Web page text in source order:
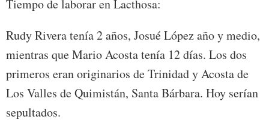
Tiempo de laborar en Lacthosa:
Rudy Rivera tenía 2 años, Josué López año y medio,
mientras que Mario Acosta tenía 12 días. Los dos
primeros eran originarios de Trinidad y Acosta de
Los Valles de Quimistán, Santa Bárbara. Hoy serían
sepultados.